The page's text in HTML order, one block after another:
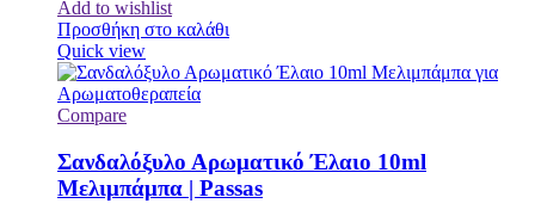
Add to wishlist
Προσθήκη στο καλάθι
Quick view
Compare
Σανδαλόξυλο Αρωματικό Έλαιο 10ml
Μελιμπάμπα | Passas